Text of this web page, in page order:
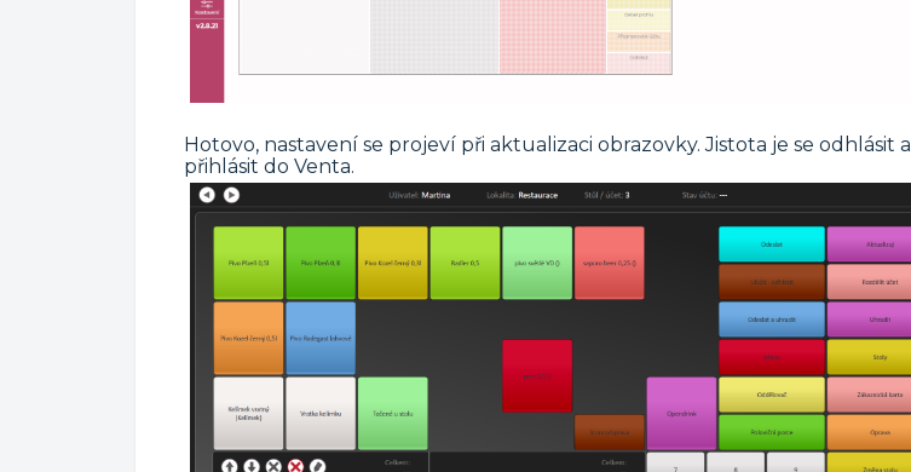
Hotovo, nastavení se projeví při aktualizaci obrazovky. Jistota je se odhlásit a
přihlásit do Venta.